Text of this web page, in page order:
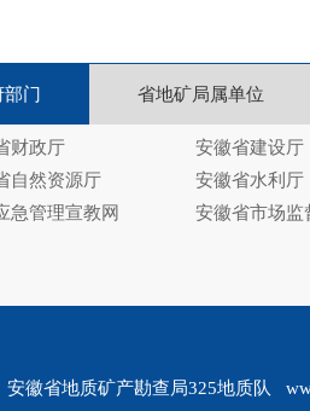
门 省地矿局属单位
财政厅 安徽省建设厅
自然资源厅 安徽省水利厅
急管理宣教网 安徽省市场监
安徽省地质矿产勘查局325地质队